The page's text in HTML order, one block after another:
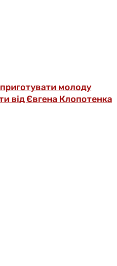
молоду
від Євгена Клопотенка